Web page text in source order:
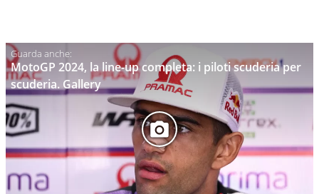
MotoGP 2024, la line-up completa: i piloti scuderia per
scuderia. Gallery